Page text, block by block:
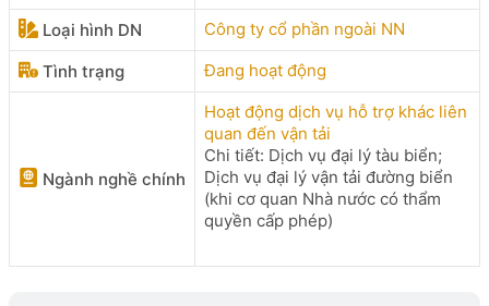
Loại hình DN
Công ty cổ phần ngoài NN
Tình trạng Đang hoạt động
Ngành nghề chính
Hoạt động dịch vụ hỗ trợ khác liên
quan đến vận tải
Chi tiết: Dịch vụ đại lý tàu biển;
Dịch vụ đại lý vận tải đường biển
(khi cơ quan Nhà nước có thẩm
quyền cấp phép)